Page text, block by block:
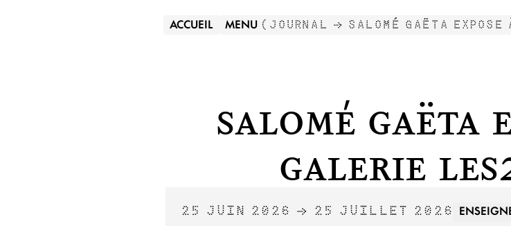
ACCUEIL MENU ( JOURNAL → SALOMÉ GAËTA
Salomé Gaëta
Galerie
25 JUIN 2026 → 25 JUILLET 2026